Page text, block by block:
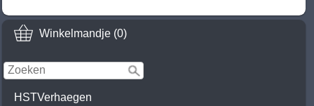
Winkelmandje (0)
HSTVerhaegen